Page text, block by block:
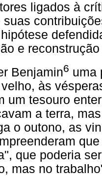
ligados à
suas
e
Benjamin6 uma
às
um tesouro
a terra,
o outono, as
que poderia
mas no